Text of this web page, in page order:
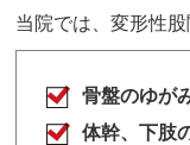
当院では、変形性
骨盤のゆが
体幹、下肢